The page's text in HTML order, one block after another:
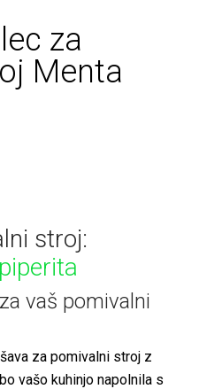
za
Menta
stroj:
vaš pomivalni
za pomivalni stroj z
vašo kuhinjo napolnila s